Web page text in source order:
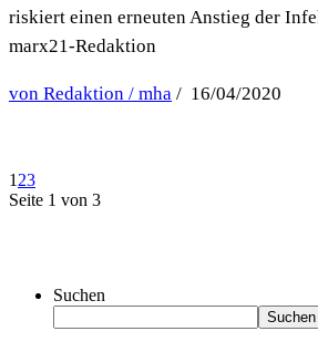
riskiert einen erneuten Anstieg der
marx21-Redaktion
von Redaktion / mha / 16/04/2020
1 23
Seite 1 von 3
Suchen
Suchen